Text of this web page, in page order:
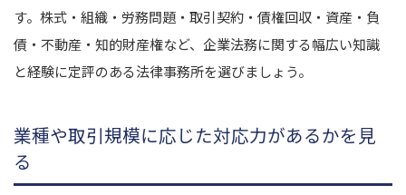
す。株式・組織・労務問題・取引契約・債権回収・資産・負
債・不動産・知的財産権など、企業法務に関する幅広い知識
と経験に定評のある法律事務所を選びましょう。
業種や取引規模に応じた対応力があるかを見
る